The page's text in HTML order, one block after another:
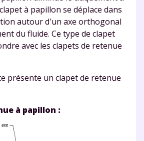
à papillon se déplace dans
autour d'un axe orthogonal
du fluide. Ce type de clapet
avec les clapets de retenue
présente un clapet de retenue
à papillon :